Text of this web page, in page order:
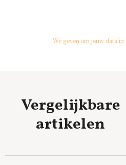
We geven om jouw data in
Vergelijkbare
artikelen